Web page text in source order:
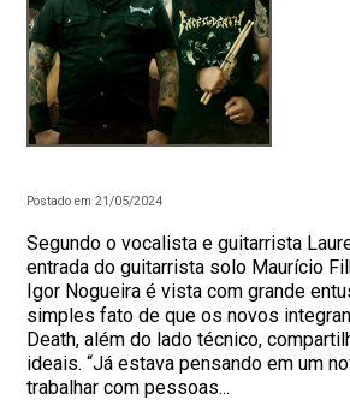
Postado em 21/05/2024
Segundo o vocalista e guitarrista
entrada do guitarrista solo Maurício
Igor Nogueira é vista com grande
simples fato de que os novos
Death, além do lado técnico,
ideais. “Já estava pensando em um
trabalhar com pessoas...